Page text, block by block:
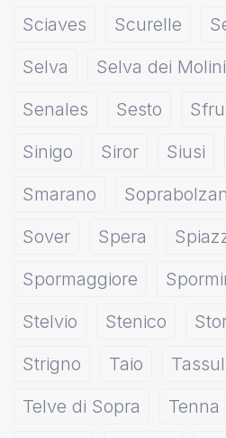
Sciaves
Scurelle
Selva
Selva dei Molini
Senales
Sesto
Sinigo
Siror Siusi
Smarano
Sover
Spera
Spormaggiore
Stelvio
Stenico
Strigno
Taio
Telve di Sopra
Tenna